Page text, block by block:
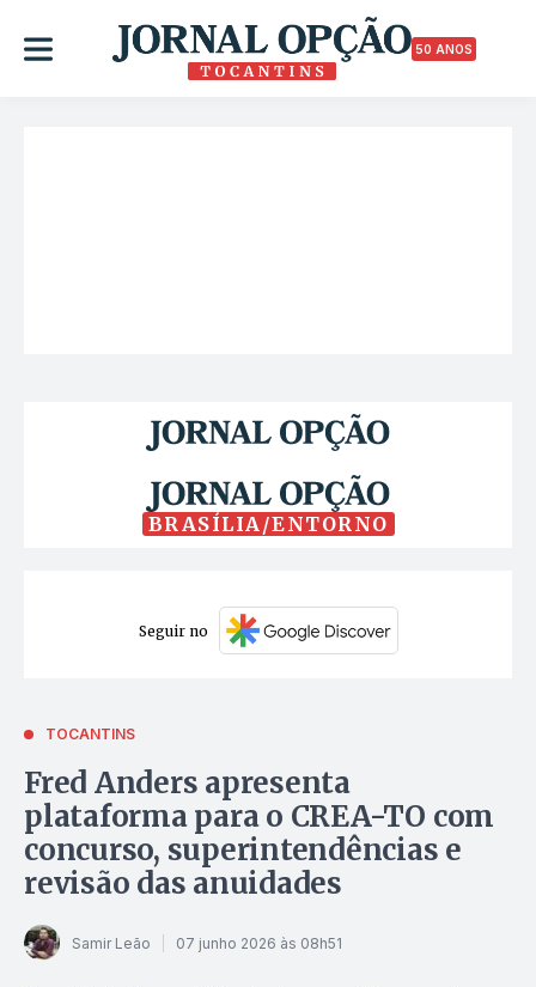
50 ANOS
BRASÍLIA/ENTORNO
Seguir no
TOCANTINS
Fred Anders apresenta
plataforma para o CREA-TO com
concurso, superintendências e
revisão das anuidades
Samir Leão 07 junho 2026 às 08h51